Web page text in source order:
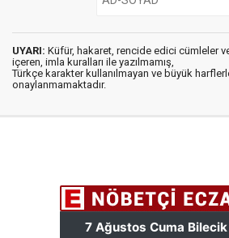
UYARI: Küfür, hakaret, rencide edici cümleler
içeren, imla kuralları ile yazılmamış,
Türkçe karakter kullanılmayan ve büyük
onaylanmamaktadır.